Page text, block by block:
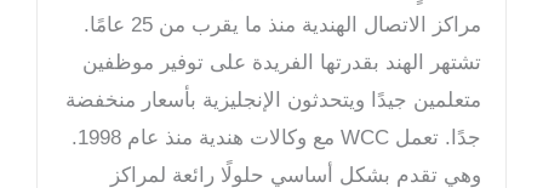
مراكز الاتصال الهندية منذ ما يقرب من 25 عامًا.
تشتهر الهند بقدرتها الفريدة على توفير موظفين
متعلمين جيدًا ويتحدثون الإنجليزية بأسعار منخفضة
جدًا. تعمل WCC مع وكالات هندية منذ عام 1998.
وهي تقدم بشكل أساسي حلولًا رائعة لمراكز